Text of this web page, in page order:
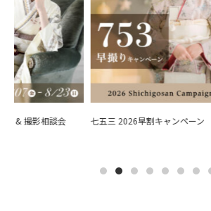
& 撮影相談会 七五三 2026早割キャンペーン